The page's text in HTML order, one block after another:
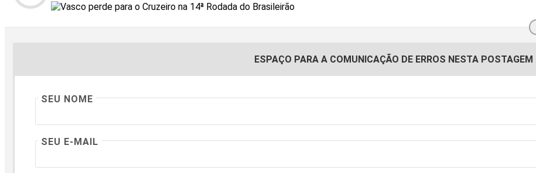
ESPAÇO PARA A COMUNICAÇÃO DE ERROS NESTA POSTAGEM
SEU NOME
SEU E-MAIL